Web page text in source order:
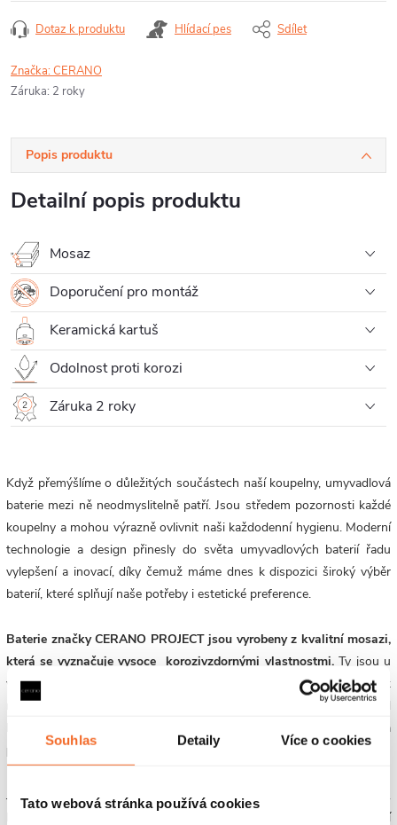
Souhlas Detaily Více o cookies
Tato webová stránka používá cookies
Dotaz k produktu Hlídací pes Sdílet
Značka:CERANO
Záruka: 2 roky
Popis produktu
Detailní popis produktu
Mosaz
Doporučení pro montáž
Keramická kartuš
Odolnost proti korozi
Záruka 2 roky
Když přemýšlíme o důležitých součástech naší koupelny, umyvadlová
baterie mezi ně neodmyslitelně patří. Jsou středem pozornosti každé
koupelny a mohou výrazně ovlivnit naši každodenní hygienu. Moderní
technologie a design přinesly do světa umyvadlových baterií řadu
vylepšení a inovací, díky čemuž máme dnes k dispozici široký výběr
baterií, které splňují naše potřeby i estetické preference.
Baterie značky CERANO PROJECT jsou vyrobeny z kvalitní mosazi,
která se vyznačuje vysoce korozivzdornými vlastnostmi.Ty jsou u
vodovodních baterií zcela zásadní. Jejich životnost a funkčnost je tak
maximální a dlouhodobá. Jsou estetické, elegantní a podporují vzhled
K dispozici jsou v chromovém a černém
provedení.
Jednou z výhod moderních umyvadlových baterií je také úspora vody.
Mnoho nových modelů je vybaveno technologiemi, které snižují